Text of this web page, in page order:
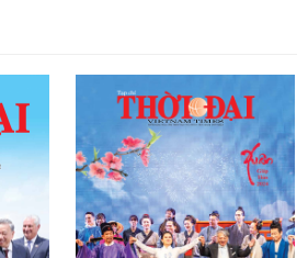
[Video] Nhân dân Việt Nam luôn trân
trọng tình cảm của nước Nga
Video: Cơ hội giao lưu quốc tế cho học
sinh Việt Nam tại trại hè Artek